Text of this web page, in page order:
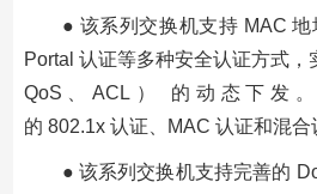
● 该系列交换机支持 MAC 地
Portal 认证等多种安全认证方式，
QoS、ACL） 的动态下发
的 802.1x 认证、MAC 认证和混合
● 该系列交换机支持完善的